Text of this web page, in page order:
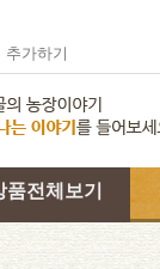
추가하기
품전체보기